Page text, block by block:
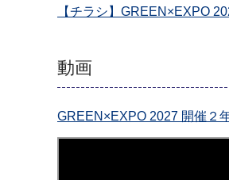
【チラシ】GREEN×EXPO
動画
GREEN×EXPO 2027 開催２